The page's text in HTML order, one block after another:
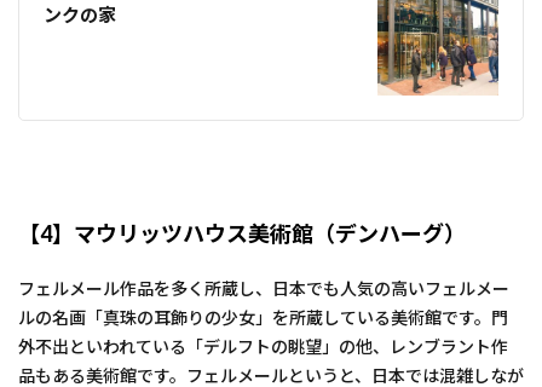
ンクの家
【4】マウリッツハウス美術館（デンハーグ）
フェルメール作品を多く所蔵し、日本でも人気の高いフェルメー
ルの名画「真珠の耳飾りの少女」を所蔵している美術館です。門
外不出といわれている「デルフトの眺望」の他、レンブラント作
品もある美術館です。フェルメールというと、日本では混雑しなが